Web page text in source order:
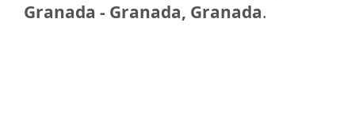
Granada - Granada, Granada.